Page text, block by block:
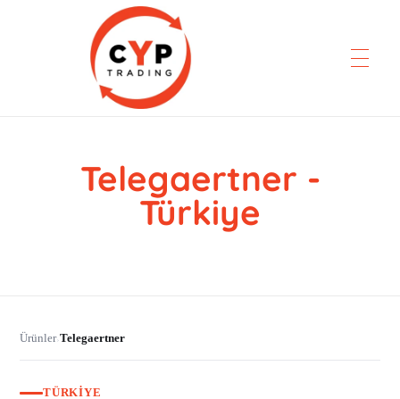
CYP Trading
Professionelle Ersatzteilbeschaffung
Telegaertner -
Türkiye
Ürünler›Telegaertner
TÜRKIYE